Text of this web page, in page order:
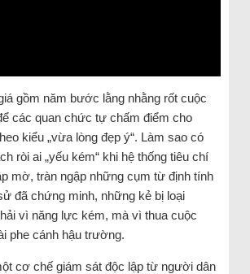
gồm năm bước lằng nhằng rốt cuộc
các quan chức tự chấm điểm cho
kiểu „vừa lòng đẹp ý“. Làm sao có
ròi ai „yếu kém“ khi hệ thống tiêu chí
mờ, tràn ngập những cụm từ định tính
đã chứng minh, những kẻ bị loại
vì năng lực kém, mà vì thua cuộc
phe cánh hậu trường.
cơ chế giám sát độc lập từ người dân